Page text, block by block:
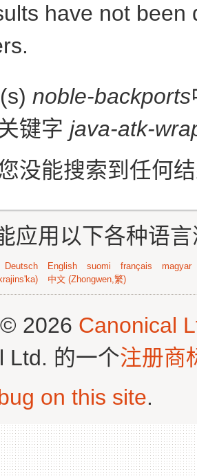
have not been
noble-backports
键字 java-atk-
没能搜索到任何
应用以下各种语
Deutsch English suomi français
magyar
中文 (Zhongwen,繁)
2026 Canonical
Ltd. 的一个注册商
on this site.